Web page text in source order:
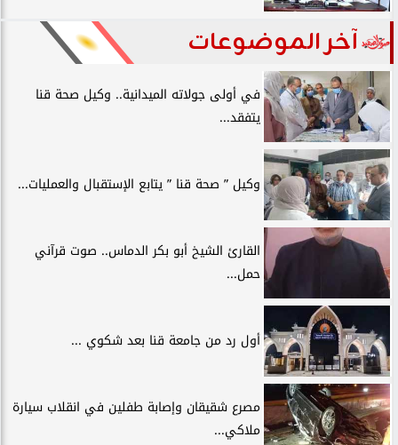
آخر الموضوعات
في أولى جولاته الميدانية.. وكيل صحة قنا
يتفقد...
وكيل ” صحة قنا ” يتابع الإستقبال والعمليات...
القارئ الشيخ أبو بكر الدماس.. صوت قرآني
حمل...
أول رد من جامعة قنا بعد شكوي ...
مصرع شقيقان وإصابة طفلين في انقلاب سيارة
ملاكي...